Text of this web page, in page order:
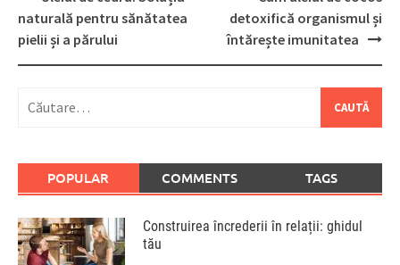
navigation
naturală pentru sănătatea
pielii și a părului
detoxifică organismul și
întărește imunitatea
după:
POPULAR COMMENTS TAGS
Construirea încrederii în relații: ghidul
tău